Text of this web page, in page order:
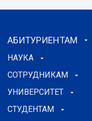
АБИТУРИЕНТАМ
НАУКА
СОТРУДНИКАМ
УНИВЕРСИТЕТ
СТУДЕНТАМ